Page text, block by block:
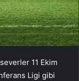
11 Ekim
Ligi gibi